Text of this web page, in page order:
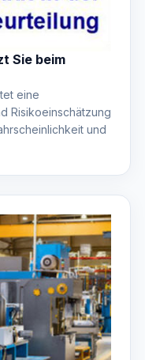
Sie beim
eine
Risikoeinschätzung
und